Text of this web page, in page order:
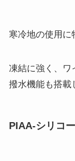
寒冷地の使用に
凍結に強く、ワ
撥水機能も搭載
PIAA-シリコ